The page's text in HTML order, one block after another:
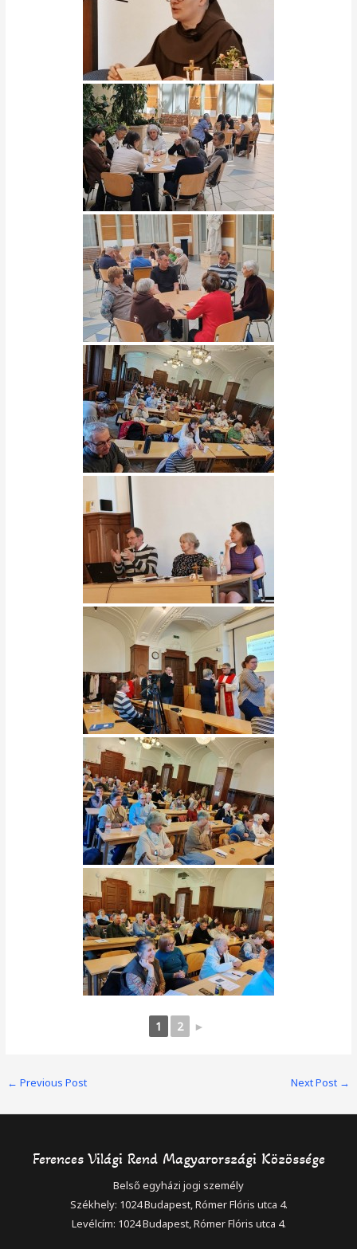
1 2 ►
Post
← Previous Post Next Post →
Ferences Világi Rend Magyarországi Közössége
Belső egyházi jogi személy
Székhely: 1024 Budapest, Rómer Flóris utca 4.
Levélcím: 1024 Budapest, Rómer Flóris utca 4.